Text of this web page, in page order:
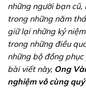
những người bạn
trong những năm
giữ lại những kỷ
trong những điều
những bộ đồng
bài viết này, Ong
nghiệm vô cùng